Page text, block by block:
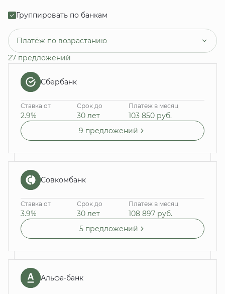
Группировать по банкам
Платёж по возрастанию
27 предложений
Сбербанк
Ставка от
2.9%
Срок до
30 лет
Платеж в месяц
103 850 руб.
9 предложений
Совкомбанк
Ставка от
3.9%
Срок до
30 лет
Платеж в месяц
108 897 руб.
5 предложений
Альфа-банк